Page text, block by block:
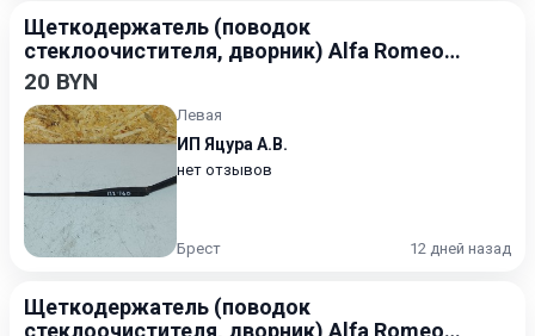
Щеткодержатель (поводок
стеклоочистителя, дворник) Alfa Romeo
156 1997-2002
20 BYN
Левая
ИП Яцура А.В.
нет отзывов
Брест 12 дней назад
Щеткодержатель (поводок
стеклоочистителя, дворник) Alfa Romeo